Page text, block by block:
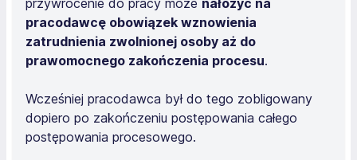
przywrócenie do pracy może nałożyć na
pracodawcę obowiązek wznowienia
zatrudnienia zwolnionej osoby aż do
prawomocnego zakończenia procesu.
Wcześniej pracodawca był do tego zobligowany
dopiero po zakończeniu postępowania całego
postępowania procesowego.